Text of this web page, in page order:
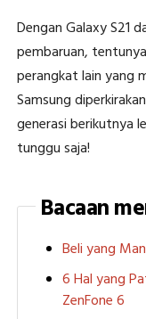
Dengan Galaxy S21
pembaruan,
perangkat lain yang
Samsung
generasi berikutnya
tunggu saja!
Bacaan
Beli yang
6 Hal yang
ZenFone 6